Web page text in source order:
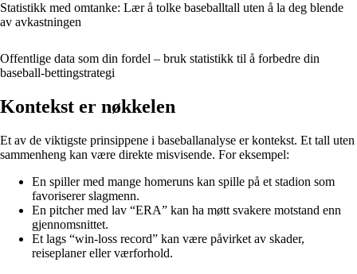
Statistikk med omtanke: Lær å tolke baseballtall uten å la deg blende
av avkastningen
Offentlige data som din fordel – bruk statistikk til å forbedre din
baseball-bettingstrategi
Kontekst er nøkkelen
Et av de viktigste prinsippene i baseballanalyse er kontekst. Et tall uten
sammenheng kan være direkte misvisende. For eksempel:
En spiller med mange homeruns kan spille på et stadion som
favoriserer slagmenn.
En pitcher med lav “ERA” kan ha møtt svakere motstand enn
gjennomsnittet.
Et lags “win-loss record” kan være påvirket av skader,
reiseplaner eller værforhold.